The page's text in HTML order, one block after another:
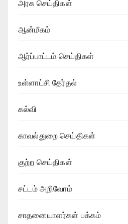
அரசு செய்திகள்
ஆன்மீகம்
ஆர்ப்பாட்டம் செய்திகள்
உள்ளாட்சி தேர்தல்
கல்வி
காவல்துறை செய்திகள்
குற்ற செய்திகள்
சட்டம் அறிவோம்
சாதனையாளர்கள் பக்கம்